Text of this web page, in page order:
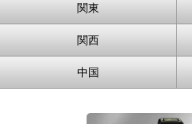
関東
関西
中国